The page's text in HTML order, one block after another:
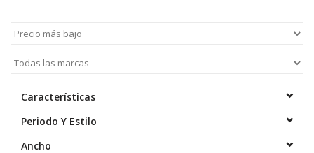
Antigüedades Y Vintage
Elementos Decorativos De
Suelos De Piedra, Terracota
Y Mármol
Características
Periodo Y Estilo
Ancho